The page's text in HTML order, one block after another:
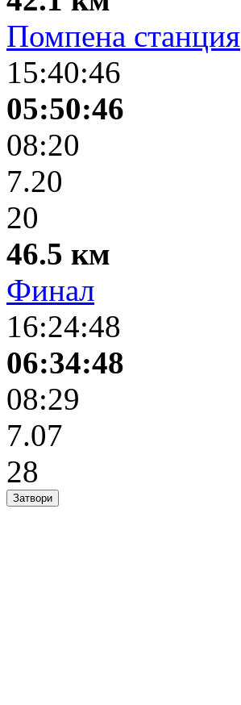
Помпена станция
15:40:46
05:50:46
08:20
7.20
20
46.5 км
Финал
16:24:48
06:34:48
08:29
7.07
28
Затвори